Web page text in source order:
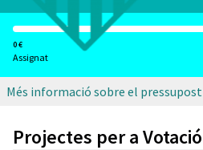
0 €
Assignat
Més informació sobre el pressupost
Projectes per a Votació